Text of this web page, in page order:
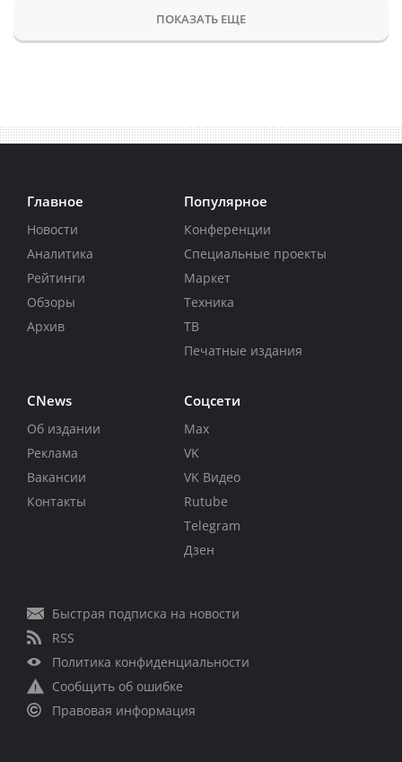
ПОКАЗАТЬ ЕЩЕ
Главное
Новости
Аналитика
Рейтинги
Обзоры
Архив
Популярное
Конференции
Специальные проекты
Маркет
Техника
ТВ
Печатные издания
CNews
Об издании
Реклама
Вакансии
Контакты
Соцсети
Max
VK
VK Видео
Rutube
Telegram
Дзен
Быстрая подписка на новости
RSS
Политика конфиденциальности
Сообщить об ошибке
Правовая информация